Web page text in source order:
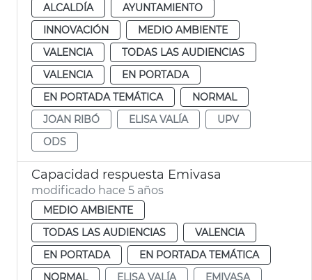
ALCALDÍA
AYUNTAMIENTO
INNOVACIÓN
MEDIO AMBIENTE
VALENCIA
TODAS LAS AUDIENCIAS
VALENCIA
EN PORTADA
EN PORTADA TEMÁTICA
NORMAL
JOAN RIBÓ
ELISA VALÍA
UPV
ODS
Capacidad respuesta Emivasa
modificado hace 5 años
MEDIO AMBIENTE
TODAS LAS AUDIENCIAS
VALENCIA
EN PORTADA
EN PORTADA TEMÁTICA
NORMAL
ELISA VALÍA EMIVASA